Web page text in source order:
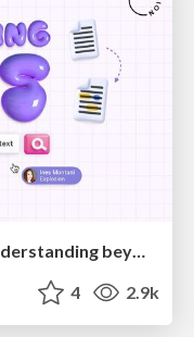
Conquering PDFs: document understanding beyond plain text
4 2.9k